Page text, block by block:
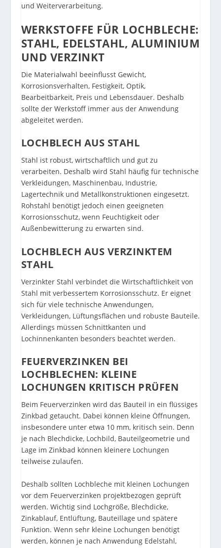
und Weiterverarbeitung.
WERKSTOFFE FÜR LOCHBLECHE:
STAHL, EDELSTAHL, ALUMINIUM
UND VERZINKT
Die Materialwahl beeinflusst Gewicht,
Korrosionsverhalten, Festigkeit, Optik,
Bearbeitbarkeit, Preis und Lebensdauer. Deshalb
sollte der Werkstoff immer aus der Anwendung
abgeleitet werden.
LOCHBLECH AUS STAHL
Stahl ist robust, wirtschaftlich und gut zu
verarbeiten. Deshalb wird Stahl häufig für technische
Verkleidungen, Maschinenbau, Industrie,
Lagertechnik und Metallkonstruktionen eingesetzt.
Rohstahl benötigt jedoch einen geeigneten
Korrosionsschutz, wenn Feuchtigkeit oder
Außenbewitterung zu erwarten sind.
LOCHBLECH AUS VERZINKTEM
STAHL
Verzinkter Stahl verbindet die Wirtschaftlichkeit von
Stahl mit verbessertem Korrosionsschutz. Er eignet
sich für viele technische Anwendungen,
Verkleidungen, Lüftungsflächen und robuste Bauteile.
Allerdings müssen Schnittkanten und
Lochinnenkanten besonders beachtet werden.
FEUERVERZINKEN BEI
LOCHBLECHEN: KLEINE
LOCHUNGEN KRITISCH PRÜFEN
Beim Feuerverzinken wird das Bauteil in ein flüssiges
Zinkbad getaucht. Dabei können kleine Öffnungen,
insbesondere unter etwa 10 mm, kritisch sein. Denn
je nach Blechdicke, Lochbild, Bauteilgeometrie und
Lage im Zinkbad können kleinere Lochungen
teilweise zulaufen.
Deshalb sollten Lochbleche mit kleinen Lochungen
vor dem Feuerverzinken projektbezogen geprüft
werden. Wichtig sind Lochgröße, Blechdicke,
Zinkablauf, Entlüftung, Bauteillage und spätere
Funktion. Wenn sehr kleine Lochungen benötigt
werden, können je nach Anwendung Edelstahl,